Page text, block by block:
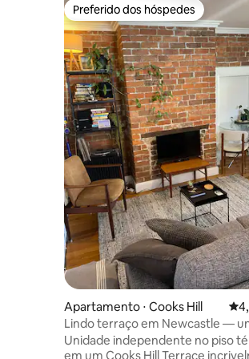
Preferido dos hóspedes
Preferido dos hóspedes
Apartamento ⋅ Cooks Hill
Lindo terraço em Newcastle —
de 1 cama no térreo
Unidade independente no piso
em um Cooks Hill Terrace